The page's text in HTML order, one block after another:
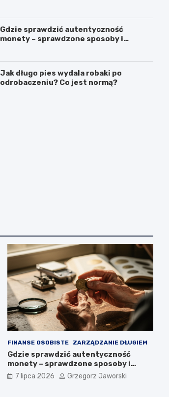
Gdzie sprawdzić autentyczność
monety – sprawdzone sposoby i
Jak długo pies wydala robaki po
odrobaczeniu? Co jest normą?
FINANSE OSOBISTE ZARZĄDZANIE DŁUGIEM
Gdzie sprawdzić autentyczność
monety – sprawdzone sposoby i
miejsca
7 lipca 2026 Grzegorz Jaworski